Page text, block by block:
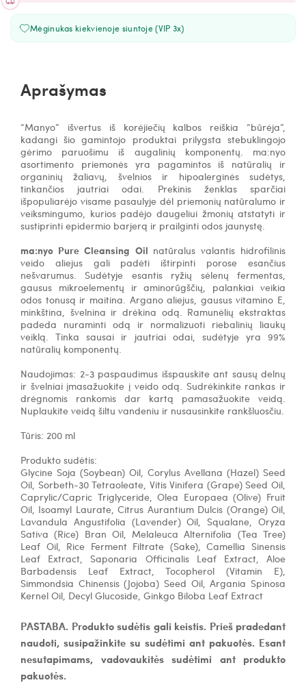
Mėginukas kiekvienoje siuntoje (VIP 3x)
Aprašymas
“Manyo” išvertus iš korėjiečių kalbos reiškia “būrėja”,
kadangi šio gamintojo produktai prilygsta stebuklingojo
gėrimo paruošimu iš augalinių komponentų. ma:nyo
asortimento priemonės yra pagamintos iš natūralių ir
organinių žaliavų, švelnios ir hipoalerginės sudėtys,
tinkančios jautriai odai. Prekinis ženklas sparčiai
išpopuliarėjo visame pasaulyje dėl priemonių natūralumo ir
veiksmingumo, kurios padėjo daugeliui žmonių atstatyti ir
sustiprinti epidermio barjerą ir prailginti odos jaunystę.
ma:nyo Pure Cleansing Oil natūralus valantis hidrofilinis
veido aliejus gali padėti ištirpinti porose esančius
nešvarumus. Sudėtyje esantis ryžių sėlenų fermentas,
gausus mikroelementų ir aminorūgščių, palankiai veikia
odos tonusą ir maitina. Argano aliejus, gausus vitamino E,
minkština, švelnina ir drėkina odą. Ramunėlių ekstraktas
padeda nuraminti odą ir normalizuoti riebalinių liaukų
veiklą. Tinka sausai ir jautriai odai, sudėtyje yra 99%
natūralių komponentų.
Naudojimas: 2-3 paspaudimus išspauskite ant sausų delnų
ir švelniai įmasažuokite į veido odą. Sudrėkinkite rankas ir
drėgnomis rankomis dar kartą pamasažuokite veidą.
Nuplaukite veidą šiltu vandeniu ir nusausinkite rankšluosčiu.
Tūris: 200 ml
Produkto sudėtis:
Glycine Soja (Soybean) Oil, Corylus Avellana (Hazel) Seed
Oil, Sorbeth-30 Tetraoleate, Vitis Vinifera (Grape) Seed Oil,
Caprylic/Capric Triglyceride, Olea Europaea (Olive) Fruit
Oil, Isoamyl Laurate, Citrus Aurantium Dulcis (Orange) Oil,
Lavandula Angustifolia (Lavender) Oil, Squalane, Oryza
Sativa (Rice) Bran Oil, Melaleuca Alternifolia (Tea Tree)
Leaf Oil, Rice Ferment Filtrate (Sake), Camellia Sinensis
Leaf Extract, Saponaria Officinalis Leaf Extract, Aloe
Barbadensis Leaf Extract, Tocopherol (Vitamin E),
Simmondsia Chinensis (Jojoba) Seed Oil, Argania Spinosa
Kernel Oil, Decyl Glucoside, Ginkgo Biloba Leaf Extract
PASTABA. Produkto sudėtis gali keistis. Prieš pradedant
naudoti, susipažinkite su sudėtimi ant pakuotės. Esant
nesutapimams, vadovaukitės sudėtimi ant produkto
pakuotės.